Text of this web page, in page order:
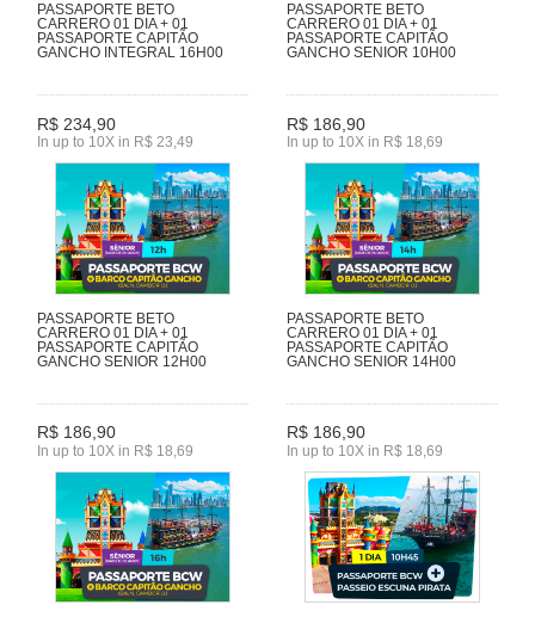
PASSAPORTE BETO
CARRERO 01 DIA + 01
PASSAPORTE CAPITÃO
GANCHO INTEGRAL 16H00
R$ 234,90
In up to 10X in R$ 23,49
PASSAPORTE BETO
CARRERO 01 DIA + 01
PASSAPORTE CAPITÃO
GANCHO SENIOR 10H00
R$ 186,90
In up to 10X in R$ 18,69
PASSAPORTE BETO
CARRERO 01 DIA + 01
PASSAPORTE CAPITÃO
GANCHO SENIOR 12H00
R$ 186,90
In up to 10X in R$ 18,69
PASSAPORTE BETO
CARRERO 01 DIA + 01
PASSAPORTE CAPITÃO
GANCHO SENIOR 14H00
R$ 186,90
In up to 10X in R$ 18,69